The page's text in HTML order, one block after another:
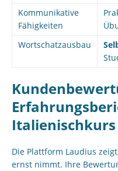
Kommunikative
Fähigkeiten
Wortschatzausbau
Italienischkurs
Die Plattform Laudius
ernst nimmt. Ihre